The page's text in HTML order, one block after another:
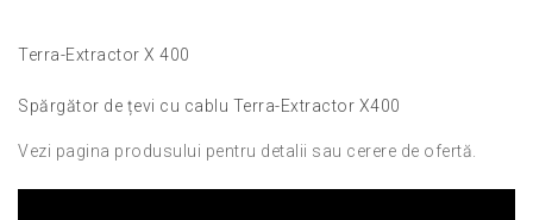
Terra-Extractor X 400
Spărgător de țevi cu cablu Terra-Extractor X400
Vezi pagina produsului pentru detalii sau cerere de ofertă.